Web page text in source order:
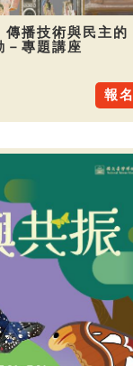
傳播技術與民主的
－專題講座
報名